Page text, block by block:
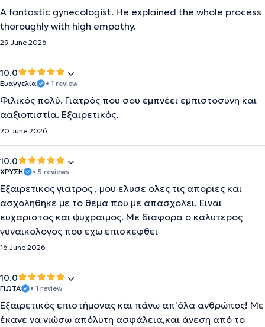
A fantastic gynecologist. He explained the whole process
thoroughly with high empathy.
29 June 2026
10.0
Ευαγγελία • 1 review
Φιλικός πολύ. Γιατρός που σου εμπνέει εμπιστοσύνη και
ααξιοπιστία. Εξαιρετικός.
20 June 2026
10.0
ΧΡΥΣΗ • 5 reviews
Εξαιρετικος γιατρος , μου ελυσε ολες τις αποριες και
ασχοληθηκε με το θεμα που με απασχολει. Ειναι
ευχαριστος και ψυχραιμος. Με διαφορα ο καλυτερος
γυναικολογος που εχω επισκεφθει
16 June 2026
10.0
ΓΙΩΤΑ • 1 review
Εξαιρετικός επιστήμονας και πάνω απ'όλα ανθρώπος! Με
έκανε να νιώσω απόλυτη ασφάλεια,και άνεση από το